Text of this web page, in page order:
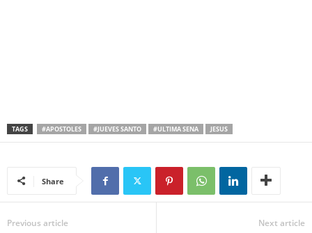
TAGS #APOSTOLES #JUEVES SANTO #ULTIMA SENA JESUS
Share
Previous article Next article